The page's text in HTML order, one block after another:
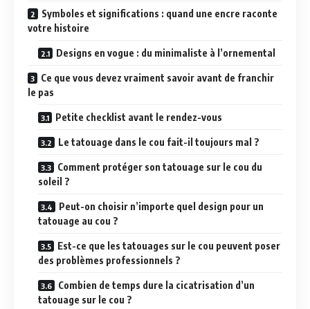
Symboles et significations : quand une encre raconte
votre histoire
Designs en vogue : du minimaliste à l’ornemental
Ce que vous devez vraiment savoir avant de franchir
le pas
Petite checklist avant le rendez-vous
Le tatouage dans le cou fait-il toujours mal ?
Comment protéger son tatouage sur le cou du
soleil ?
Peut-on choisir n’importe quel design pour un
tatouage au cou ?
Est-ce que les tatouages sur le cou peuvent poser
des problèmes professionnels ?
Combien de temps dure la cicatrisation d’un
tatouage sur le cou ?